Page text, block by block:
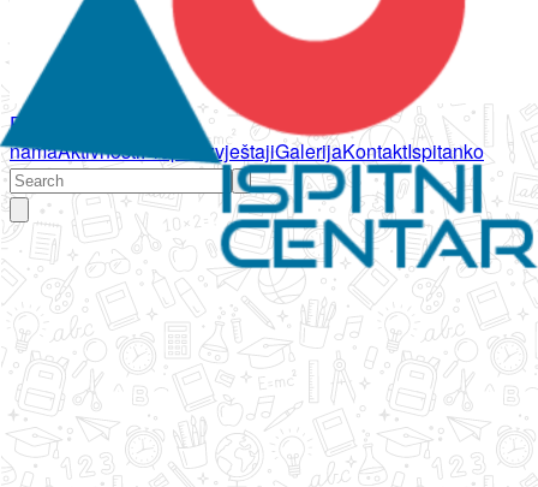
Početna
namaAktivnostiPropisi IzvještajiGalerijaKontaktIspitanko